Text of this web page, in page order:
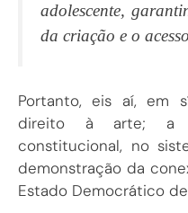
adolescente,
da criação e o
Portanto, eis aí, em
direito à arte; a
constitucional, no
demonstração da
Estado Democrático